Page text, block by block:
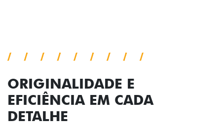
ORIGINALIDADE E
EFICIÊNCIA EM CADA
DETALHE